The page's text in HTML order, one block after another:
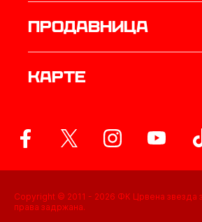
продавница
Карте
Copyright © 2011 - 2026 ФК Црвена звезда
права задржана.